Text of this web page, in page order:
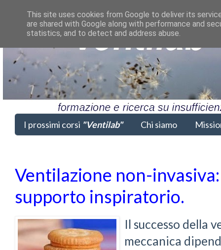
I prossimi corsi "Ventilab" Chi siamo
Ventilazione non-
supporto inspiratorio.
Il successo della
meccanica
This site uses cookies from Google to deliver its
are shared with Google along with performance and
statistics, and to detect and address abuse.